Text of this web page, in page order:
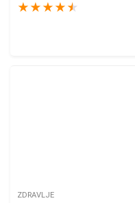
★ ★ ★ ★ ★
ZDRAVLJE